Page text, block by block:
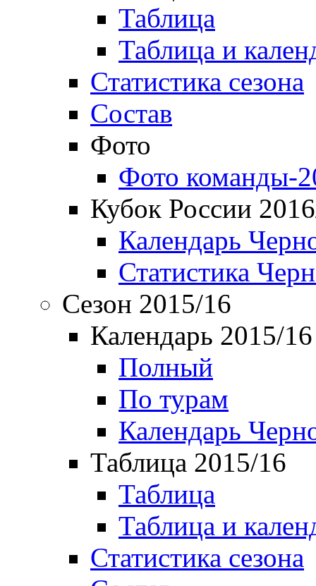
Таблица
Таблица и
Статистика сезона
Состав
Фото
Фото команды-
Кубок России
Календарь
Статистика
Сезон 2015/16
Календарь 2015/16
Полный
По турам
Календарь
Таблица 2015/16
Таблица
Таблица и
Статистика сезона